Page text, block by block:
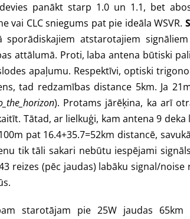
panākt starp 1.0 un 1.1, bet
vai CLC sniegums pat pie ideāla WSVR.
atstarotajiem
attālumā. Proti, laba antena būtiski
apaļumu. Respektīvi, optiski
tad redzamības distance 5km. Ja
). Protams jārēķina, ka arī
Tātad, ar lielkuģi, kam antena 9
pat 16.4+35.7=52km distancē,
tik tāli sakari nebūtu iespējami
reizes (pēc jaudas) labāku signal/
starotājam pie 25W jaudas